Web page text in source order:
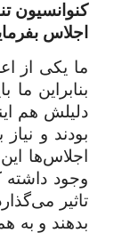
کنوانسیون
اجلاس
ما یکی از
بنابراین
دلیلش هم
بودند و
اجلاس‌ها
وجود داشته
تاثیر
بدهند و به